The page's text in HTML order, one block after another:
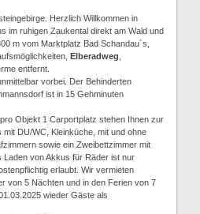
Herzlich Willkommen in
im ruhigen Zaukental direkt am Wald und
m vom Marktplatz Bad Schandau´s,
Elberadweg
entfernt.
vorbei. Der Behinderten
ist in 15 Gehminuten
Objekt 1 Carportplatz stehen Ihnen zur
mit DU/WC, Kleinküche, mit und ohne
sowie ein Zweibettzimmer mit
Laden von Akkus für Räder ist nur
erlaubt. Wir vermieten
von 5 Nächten und in den Ferien von 7
wieder Gäste als